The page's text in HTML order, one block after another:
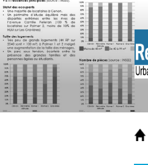
Aller
au
contenu
principal